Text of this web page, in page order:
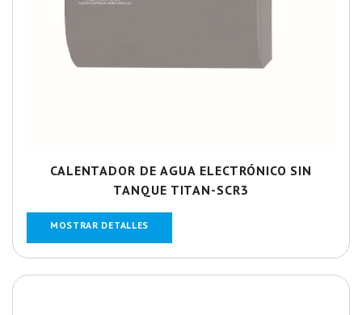
CALENTADOR DE AGUA ELECTRÓNICO SIN
TANQUE TITAN-SCR3
MOSTRAR DETALLES